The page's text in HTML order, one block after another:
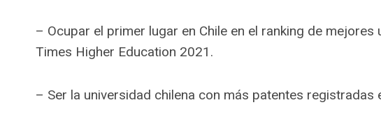
– Ocupar el primer lugar en Chile en el ranking de
Times Higher Education 2021.
– Ser la universidad chilena con más patentes registradas